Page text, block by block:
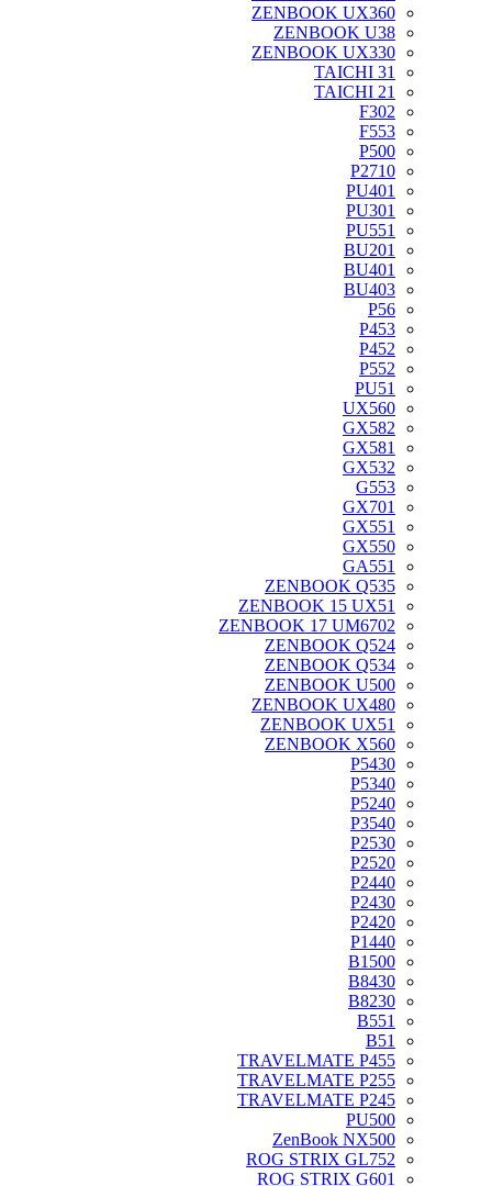
ZENBOOK UX360
ZENBOOK U38
ZENBOOK UX330
TAICHI 31
TAICHI 21
F302
F553
P500
P2710
PU401
PU301
PU551
BU201
BU401
BU403
P56
P453
P452
P552
PU51
UX560
GX582
GX581
GX532
G553
GX701
GX551
GX550
GA551
ZENBOOK Q535
ZENBOOK 15 UX51
ZENBOOK 17 UM6702
ZENBOOK Q524
ZENBOOK Q534
ZENBOOK U500
ZENBOOK UX480
ZENBOOK UX51
ZENBOOK X560
P5430
P5340
P5240
P3540
P2530
P2520
P2440
P2430
P2420
P1440
B1500
B8430
B8230
B551
B51
TRAVELMATE P455
TRAVELMATE P255
TRAVELMATE P245
PU500
ZenBook NX500
ROG STRIX GL752
ROG STRIX G601